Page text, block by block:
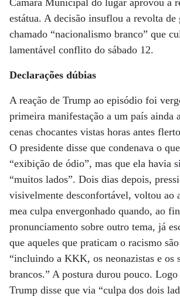
Câmara Municipal do lugar aprovou a
estátua. A decisão insuflou a revolta de
chamado “nacionalismo branco” que
lamentável conflito do sábado 12.
Declarações dúbias
A reação de Trump ao episódio foi
primeira manifestação a um país ainda
cenas chocantes vistas horas antes
O presidente disse que condenava o
“exibição de ódio”, mas que ela havia
“muitos lados”. Dois dias depois,
visivelmente desconfortável, voltou ao
mea culpa envergonhado quando, ao
pronunciamento sobre outro tema, já
que aqueles que praticam o racismo
“incluindo a KKK, os neonazistas e os
brancos.” A postura durou pouco. Logo
Trump disse que via “culpa dos dois